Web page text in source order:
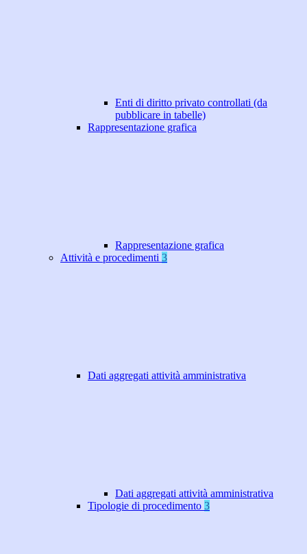
Enti di diritto privato controllati (da
pubblicare in tabelle)
Rappresentazione grafica
Rappresentazione grafica
Attività e procedimenti 3
Dati aggregati attività amministrativa
Dati aggregati attività amministrativa
Tipologie di procedimento 3